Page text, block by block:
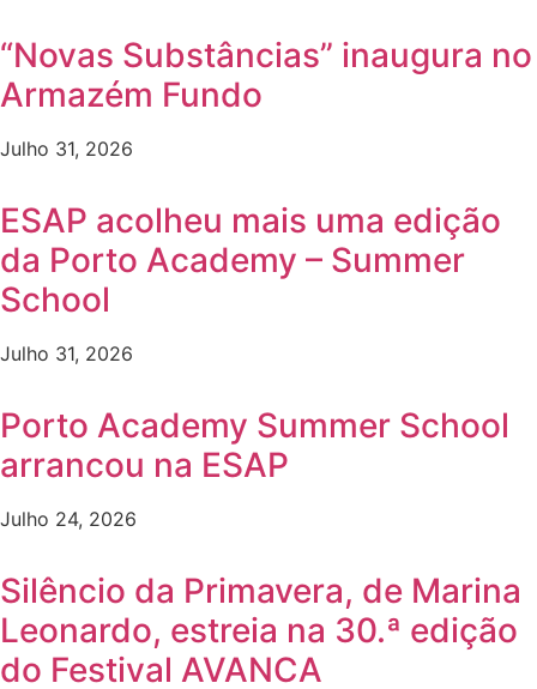
“Novas Substâncias” inaugura no
Armazém Fundo
Julho 31, 2026
ESAP acolheu mais uma edição
da Porto Academy – Summer
School
Julho 31, 2026
Porto Academy Summer School
arrancou na ESAP
Julho 24, 2026
Silêncio da Primavera, de Marina
Leonardo, estreia na 30.ª edição
do Festival AVANCA